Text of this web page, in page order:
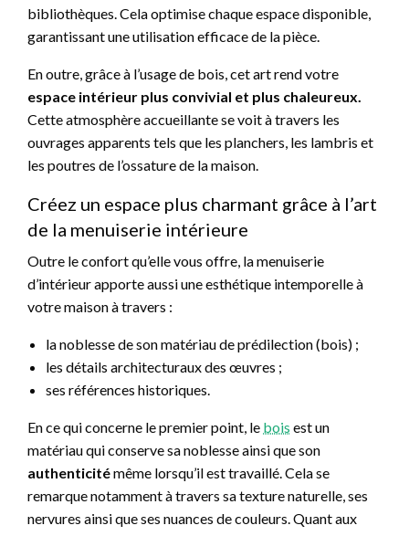
bibliothèques. Cela optimise chaque espace disponible,
garantissant une utilisation efficace de la pièce.
En outre, grâce à l’usage de bois, cet art rend votre
espace intérieur plus convivial et plus chaleureux.
Cette atmosphère accueillante se voit à travers les
ouvrages apparents tels que les planchers, les lambris et
les poutres de l’ossature de la maison.
Créez un espace plus charmant grâce à l’art
de la menuiserie intérieure
Outre le confort qu’elle vous offre, la menuiserie
d’intérieur apporte aussi une esthétique intemporelle à
votre maison à travers :
la noblesse de son matériau de prédilection (bois) ;
les détails architecturaux des œuvres ;
ses références historiques.
En ce qui concerne le premier point, le bois est un
matériau qui conserve sa noblesse ainsi que son
authenticitémême lorsqu’il est travaillé. Cela se
remarque notamment à travers sa texture naturelle, ses
nervures ainsi que ses nuances de couleurs. Quant aux